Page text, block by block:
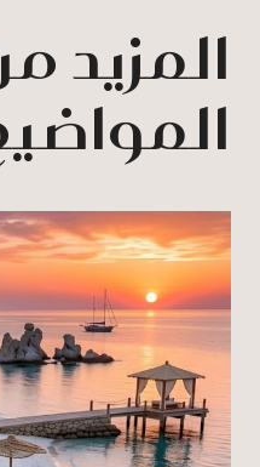
المزيد من
المواضيع